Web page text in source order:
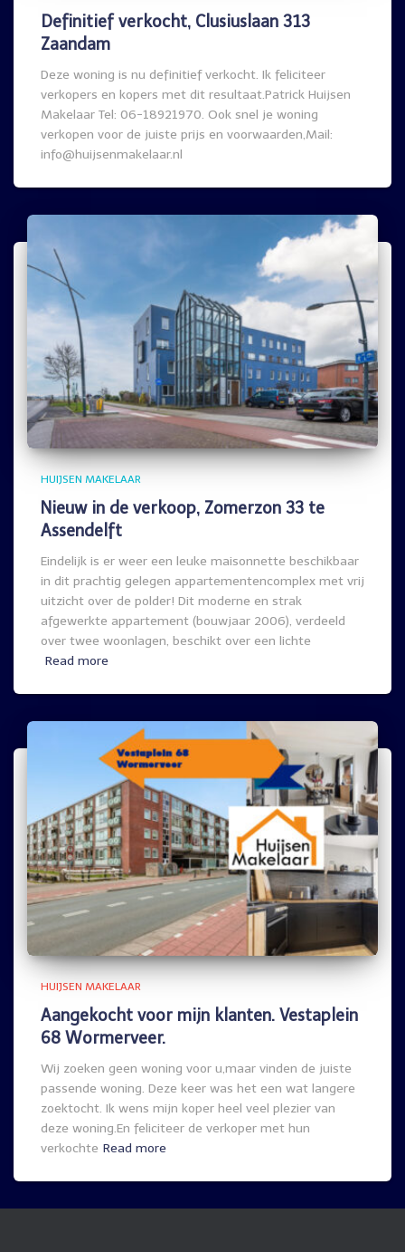
Definitief verkocht, Clusiuslaan 313
Zaandam
Deze woning is nu definitief verkocht. Ik feliciteer
verkopers en kopers met dit resultaat.Patrick Huijsen
Makelaar Tel: 06-18921970. Ook snel je woning
verkopen voor de juiste prijs en voorwaarden,Mail:
info@huijsenmakelaar.nl
HUIJSEN MAKELAAR
Nieuw in de verkoop, Zomerzon 33 te
Assendelft
Eindelijk is er weer een leuke maisonnette beschikbaar
in dit prachtig gelegen appartementencomplex met vrij
uitzicht over de polder! Dit moderne en strak
afgewerkte appartement (bouwjaar 2006), verdeeld
over twee woonlagen, beschikt over een lichte
Read more
HUIJSEN MAKELAAR
Aangekocht voor mijn klanten. Vestaplein
68 Wormerveer.
Wij zoeken geen woning voor u,maar vinden de juiste
passende woning. Deze keer was het een wat langere
zoektocht. Ik wens mijn koper heel veel plezier van
deze woning.En feliciteer de verkoper met hun
verkochte Read more